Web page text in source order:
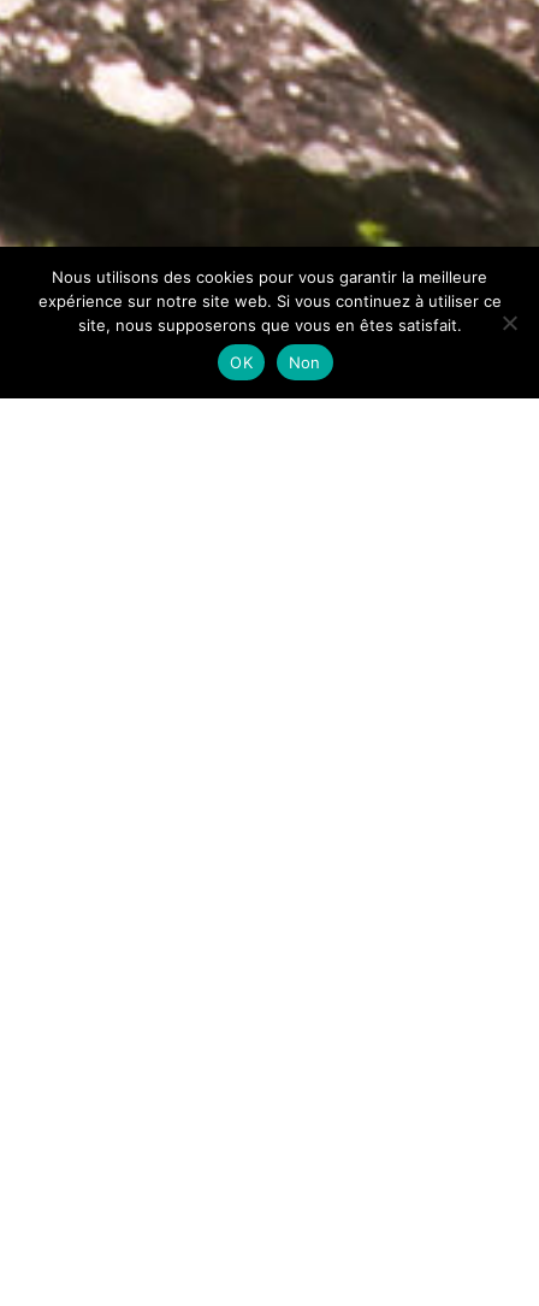
Nous utilisons des cookies pour vous garantir la meilleure
expérience sur notre site web. Si vous continuez à utiliser ce
site, nous supposerons que vous en êtes satisfait.
OK
Non